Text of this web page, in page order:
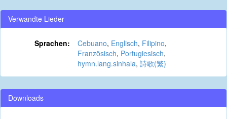
Verwandte Lieder
Sprachen: Cebuano, Englisch, Filipino,
Französisch, Portugiesisch,
hymn.lang.sinhala, 詩歌(繁)
Downloads